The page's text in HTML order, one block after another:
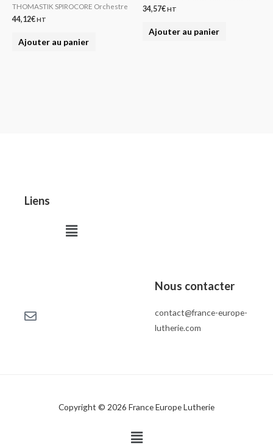
THOMASTIK SPIROCORE Orchestre
44,12€HT
Ajouter au panier
34,57€HT
Ajouter au panier
Liens
Menu
Nous contacter
contact@france-europe-
lutherie.com
Copyright © 2026 France Europe Lutherie
Menu